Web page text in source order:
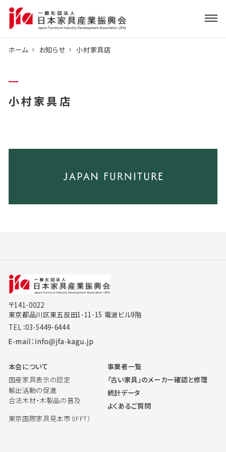
ホーム お知らせ 小村家具店
小村家具店
〒141-0022
東京都品川区東五反田1-11-15 電波ビル9階
TEL：03-5449-6444
本会について
国産家具表示の認定
輸出活動の促進
合法木材・木製品の普及
東京国際家具見本市（IFFT）
事業者一覧
「古い家具」のメーカー確認と修理
統計データ
よくあるご質問